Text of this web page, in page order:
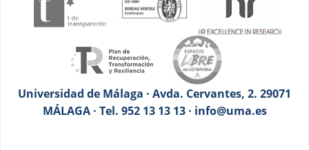
Universidad de Málaga · Avda. Cervantes, 2. 29071
MÁLAGA · Tel. 952 13 13 13 · info@uma.es